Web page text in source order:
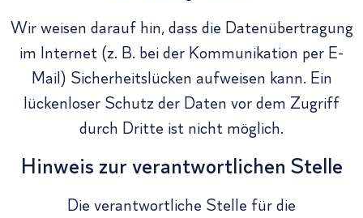
Wir weisen darauf hin, dass die Datenübertragung
im Internet (z. B. bei der Kommunikation per E-
Mail) Sicherheitslücken aufweisen kann. Ein
lückenloser Schutz der Daten vor dem Zugriff
durch Dritte ist nicht möglich.
Hinweis zur verantwortlichen Stelle
Die verantwortliche Stelle für die